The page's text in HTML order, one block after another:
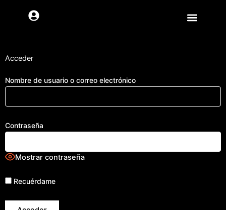
Acceder
Nombre de usuario o correo electrónico
Contraseña
Mostrar contraseña
Recuérdame